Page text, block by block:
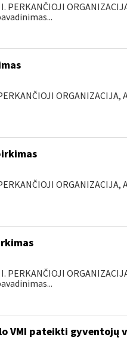
ORGANIZACIJA,
ORGANIZACIJA,
VMI pateikti gyventojų